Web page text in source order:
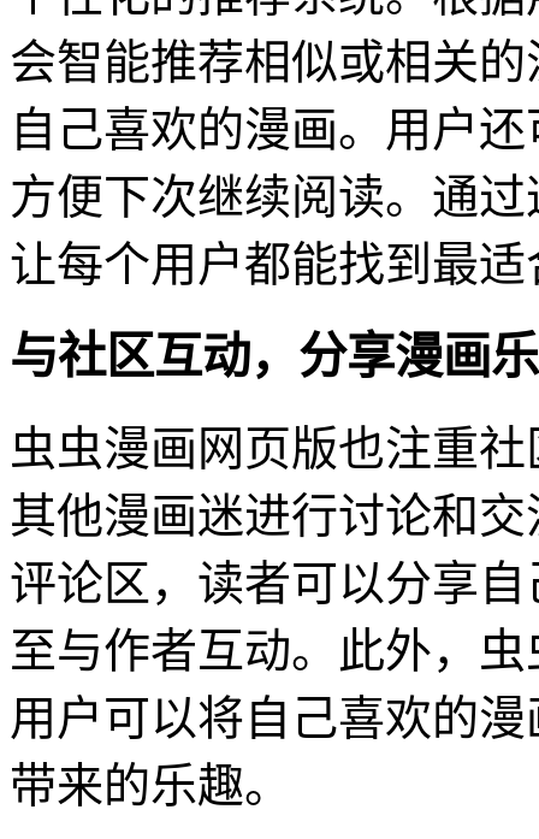
会智能推荐相似或相关
自己喜欢的漫画。用户
方便下次继续阅读。通
让每个用户都能找到最
与社区互动，分享漫画
虫虫漫画网页版也注重
其他漫画迷进行讨论和
评论区，读者可以分享
至与作者互动。此外，
用户可以将自己喜欢的
带来的乐趣。